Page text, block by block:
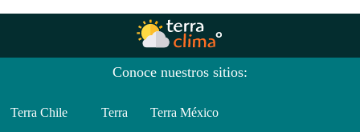
Conoce nuestros sitios:
Terra Chile Terra Terra México